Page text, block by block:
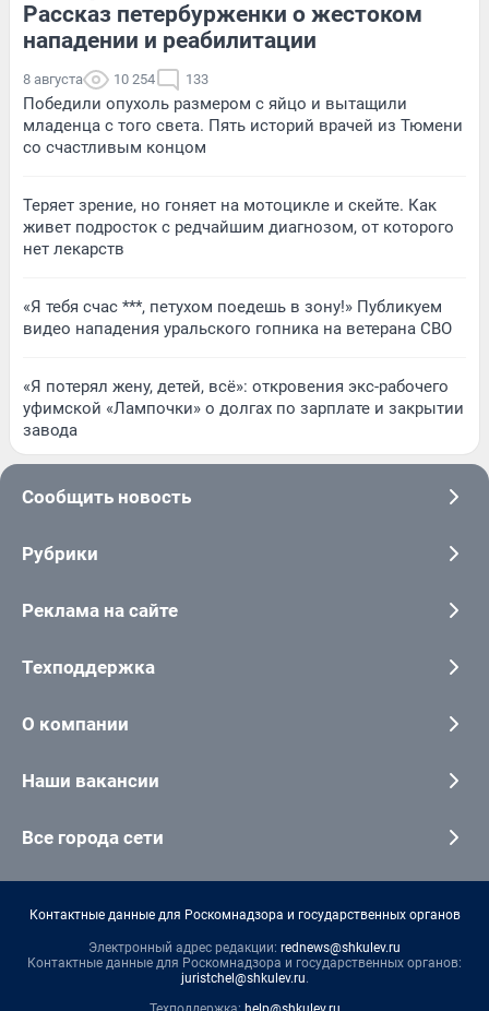
Рассказ петербурженки о жестоком
нападении и реабилитации
8 августа 10 254 133
Победили опухоль размером с яйцо и вытащили
младенца с того света. Пять историй врачей из Тюмени
со счастливым концом
Теряет зрение, но гоняет на мотоцикле и скейте. Как
живет подросток с редчайшим диагнозом, от которого
нет лекарств
«Я тебя счас ***, петухом поедешь в зону!» Публикуем
видео нападения уральского гопника на ветерана СВО
«Я потерял жену, детей, всё»: откровения экс-рабочего
уфимской «Лампочки» о долгах по зарплате и закрытии
завода
Сообщить новость
Рубрики
Реклама на сайте
Техподдержка
О компании
Наши вакансии
Все города сети
Контактные данные для Роскомнадзора и государственных органов
Электронный адрес редакции: rednews@shkulev.ru
Контактные данные для Роскомнадзора и государственных органов:
juristchel@shkulev.ru.